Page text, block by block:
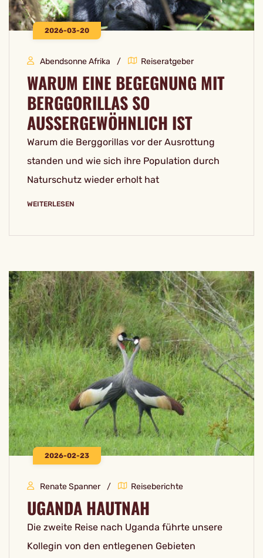
2026-03-20
Abendsonne Afrika Reiseratgeber
WARUM EINE BEGEGNUNG MIT
BERGGORILLAS SO
AUSSERGEWÖHNLICH IST
Warum die Berggorillas vor der Ausrottung
standen und wie sich ihre Population durch
Naturschutz wieder erholt hat
WEITERLESEN
2026-02-23
Renate Spanner Reiseberichte
UGANDA HAUTNAH
Die zweite Reise nach Uganda führte unsere
Kollegin von den entlegenen Gebieten